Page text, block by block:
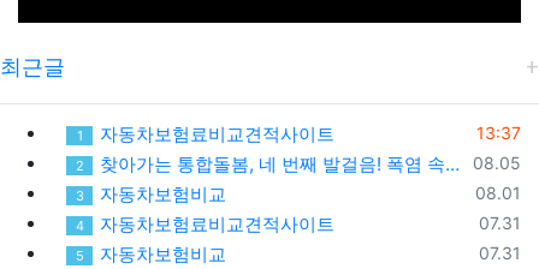
최근글
등록일
13:37
1 자동차보험료비교견적사이트
등록일
08.05
2 찾아가는 통합돌봄, 네 번째 발걸음! 폭염 속 가장 먼저 찾아간 따뜻한 안부
등록일
08.01
3 자동차보험비교
등록일
07.31
4 자동차보험료비교견적사이트
등록일
07.31
5 자동차보험비교